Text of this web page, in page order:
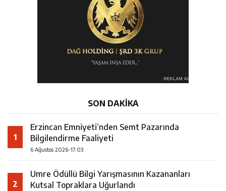
SON DAKİKA
1
Erzincan Emniyeti’nden Semt Pazarında
Bilgilendirme Faaliyeti
6 Ağustos 2026-17:03
2
Umre Ödüllü Bilgi Yarışmasının Kazananları
Kutsal Topraklara Uğurlandı